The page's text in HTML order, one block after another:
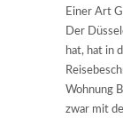
Einer Art
Der
hat, hat in
Wohnung
zwar mit